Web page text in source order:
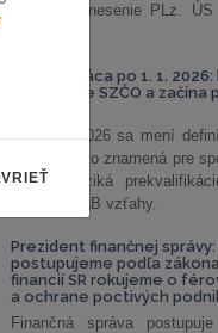
celkov. Uznesenie PLz.
odklon od...
Závislá práca po 1. 1.
podnikanie SZČO a
Od 1. 1. 2026 sa mení
Zistite, čo to znamená pre
aké sú riziká
nastaviť B2B vzťahy.
Prezident finančnej
postupujeme podľa
financií SR rokujeme o
a ochrane poctivých
Finančná správa